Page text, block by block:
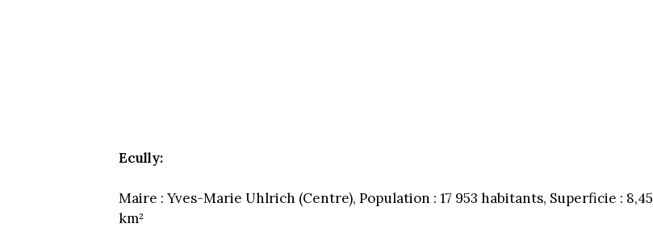
Ecully:
Maire : Yves-Marie Uhlrich (Centre), Population : 17 953 habitants, Superficie : 8,45
km²